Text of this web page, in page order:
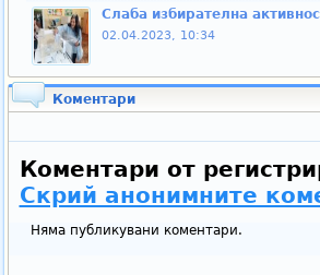
Слаба избирателна
02.04.2023, 10:34
Коментари
Коментари от
Скрий анонимните
Няма публикувани коментари.